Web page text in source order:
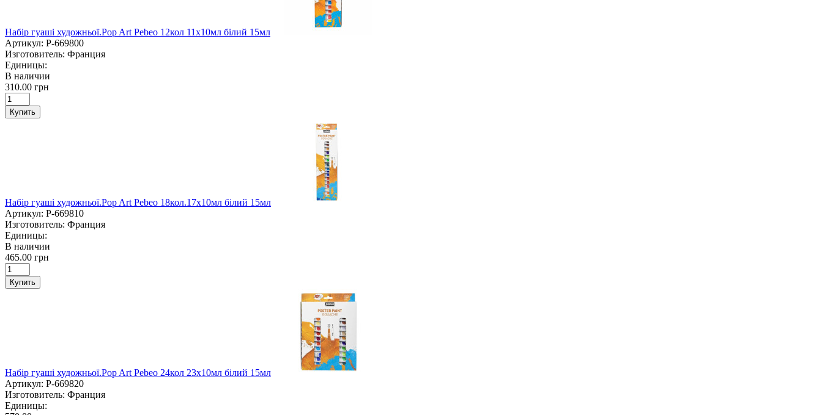
Набір гуаші художньої.Pop Art Pebeo 12кол 11х10мл білий 15мл
Артикул: P-669800
Изготовитель: Франция
Единицы:
В наличии
310.00 грн
Купить
Набір гуаші художньої.Pop Art Pebeo 18кол.17х10мл білий 15мл
Артикул: P-669810
Изготовитель: Франция
Единицы:
В наличии
465.00 грн
Купить
Набір гуаші художньої.Pop Art Pebeo 24кол 23х10мл білий 15мл
Артикул: P-669820
Изготовитель: Франция
Единицы: